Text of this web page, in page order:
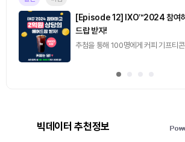
[토큰포스트] 기사 퀴즈 658회차
2026.08.07 (금) ~ 2026.08.08 (토)
빅데이터 추천정보